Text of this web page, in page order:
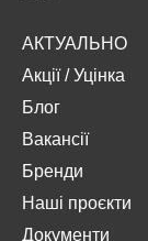
АКТУАЛЬНО
Акції/Уцінка
Блог
Вакансії
Бренди
Наші проєкти
Документи